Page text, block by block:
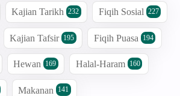
Kajian Tarikh 232 Fiqih Sosial 227
Kajian Tafsir 195 Fiqih Puasa 194
Hewan 169 Halal-Haram 160
Makanan 141